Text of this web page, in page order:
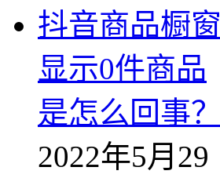
抖音商品橱窗
显示0件商品
是怎么回事？
2022年5月29